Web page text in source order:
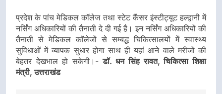
प्रदेश के पांच मेडिकल कॉलेज तथा स्टेट कैंसर इंस्टीट्यूट हल्द्वानी में
नर्सिंग अधिकारियों की तैनाती दे दी गई है। इन नर्सिंग अधिकारियों की
तैनाती से मेडिकल कॉलेजों से सम्बद्ध चिकित्सालयों में स्वास्थ्य
सुविधाओं में व्यापक सुधार होगा साथ ही यहां आने वाले मरीजों की
बेहतर देखभाल हो सकेगी।- डॉ. धन सिंह रावत, चिकित्सा शिक्षा
मंत्री, उत्तराखंड